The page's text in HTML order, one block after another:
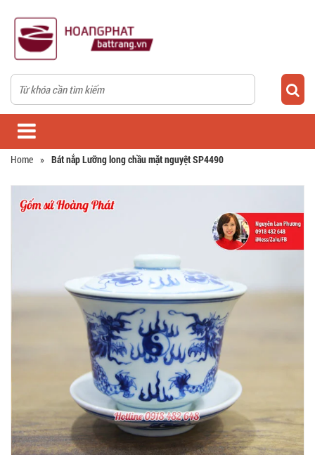
Home » Bát nắp Lưỡng long chầu mặt nguyệt SP4490